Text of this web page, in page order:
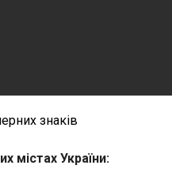
знаків
містах України: